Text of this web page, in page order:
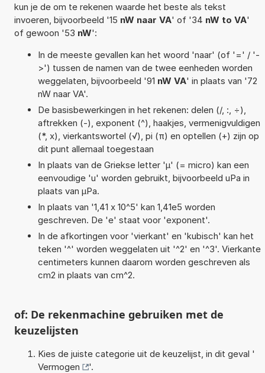
kun je de om te rekenen waarde het beste als tekst
invoeren, bijvoorbeeld '15 nW naar VA' of '34 nW to VA'
of gewoon '53 nW':
In de meeste gevallen kan het woord 'naar' (of '=' / '-
>') tussen de namen van de twee eenheden worden
weggelaten, bijvoorbeeld '91 nW VA' in plaats van '72
nW naar VA'.
De basisbewerkingen in het rekenen: delen (/, :, ÷),
aftrekken (-), exponent (^), haakjes, vermenigvuldigen
(*, x), vierkantswortel (√), pi (π) en optellen (+) zijn op
dit punt allemaal toegestaan
In plaats van de Griekse letter 'µ' (= micro) kan een
eenvoudige 'u' worden gebruikt, bijvoorbeeld uPa in
plaats van µPa.
In plaats van '1,41 x 10^5' kan 1,41e5 worden
geschreven. De 'e' staat voor 'exponent'.
In de afkortingen voor 'vierkant' en 'kubisch' kan het
teken '^' worden weggelaten uit '^2' en '^3'. Vierkante
centimeters kunnen daarom worden geschreven als
cm2 in plaats van cm^2.
of: De rekenmachine gebruiken met de
keuzelijsten
Kies de juiste categorie uit de keuzelijst, in dit geval '
Vermogen
'.